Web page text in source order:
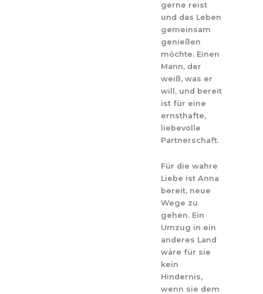
gerne reist
und das Leben
gemeinsam
genießen
möchte. Einen
Mann, der
weiß, was er
will, und bereit
ist für eine
ernsthafte,
liebevolle
Partnerschaft.
Für die wahre
Liebe ist Anna
bereit, neue
Wege zu
gehen. Ein
Umzug in ein
anderes Land
wäre für sie
kein
Hindernis,
wenn sie dem